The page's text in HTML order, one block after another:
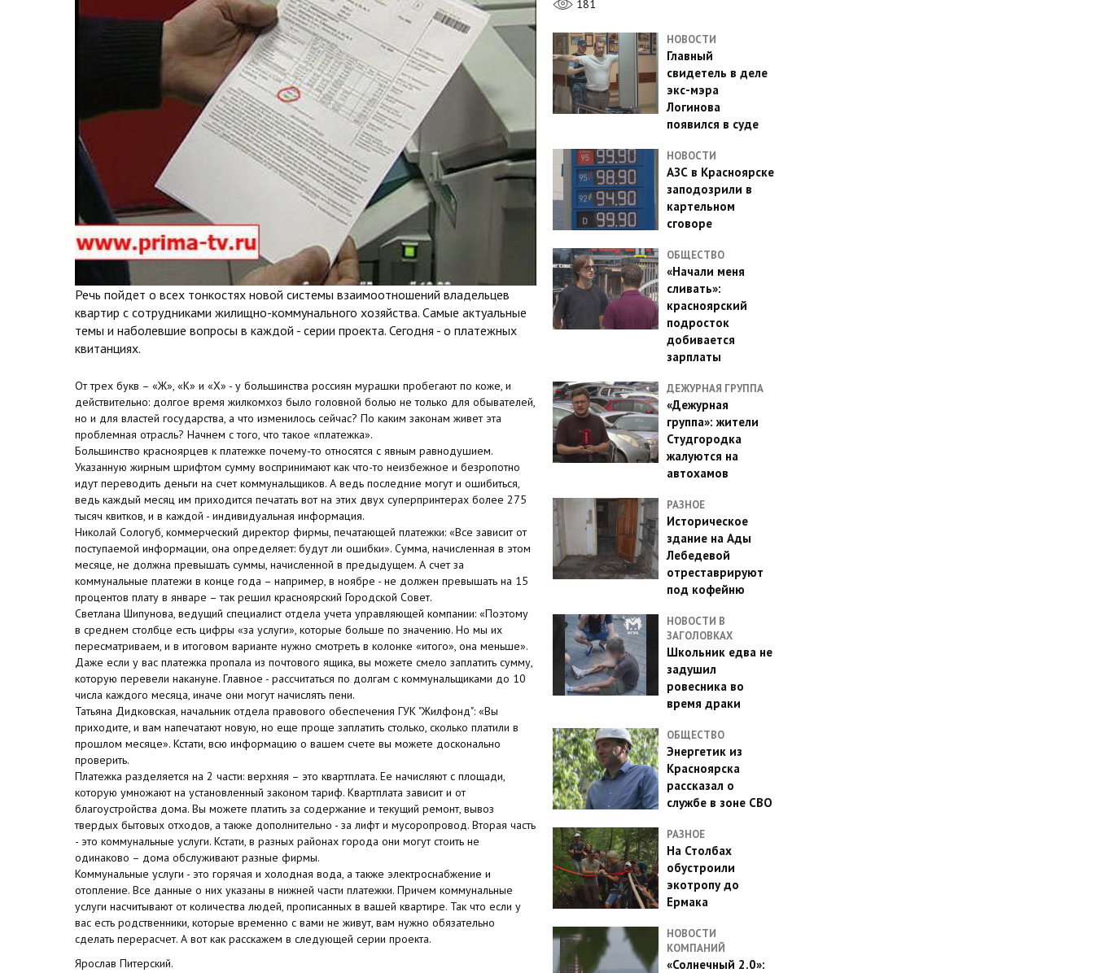
Речь пойдет о всех тонкостях новой системы взаимоотношений владельцев
квартир с сотрудниками жилищно-коммунального хозяйства. Самые актуальные
темы и наболевшие вопросы в каждой - серии проекта. Сегодня - о платежных
квитанциях.
От трех букв – «Ж», «К» и «Х» - у большинства россиян мурашки пробегают по коже, и
действительно: долгое время жилкомхоз было головной болью не только для обывателей,
но и для властей государства, а что изменилось сейчас? По каким законам живет эта
проблемная отрасль? Начнем с того, что такое «платежка».
Большинство красноярцев к платежке почему-то относятся с явным равнодушием.
Указанную жирным шрифтом сумму воспринимают как что-то неизбежное и безропотно
идут переводить деньги на счет коммунальщиков. А ведь последние могут и ошибиться,
ведь каждый месяц им приходится печатать вот на этих двух суперпринтерах более 275
тысяч квитков, и в каждой - индивидуальная информация.
Николай Сологуб, коммерческий директор фирмы, печатающей платежки: «Все зависит от
поступаемой информации, она определяет: будут ли ошибки». Сумма, начисленная в этом
месяце, не должна превышать суммы, начисленной в предыдущем. А счет за
коммунальные платежи в конце года – например, в ноябре - не должен превышать на 15
процентов плату в январе – так решил красноярский Городской Совет.
Светлана Шипунова, ведущий специалист отдела учета управляющей компании: «Поэтому
в среднем столбце есть цифры «за услуги», которые больше по значению. Но мы их
пересматриваем, и в итоговом варианте нужно смотреть в колонке «итого», она меньше».
Даже если у вас платежка пропала из почтового ящика, вы можете смело заплатить сумму,
которую перевели накануне. Главное - рассчитаться по долгам с коммунальщиками до 10
числа каждого месяца, иначе они могут начислять пени.
Татьяна Дидковская, начальник отдела правового обеспечения ГУК "Жилфонд": «Вы
приходите, и вам напечатают новую, но еще проще заплатить столько, сколько платили в
прошлом месяце». Кстати, всю информацию о вашем счете вы можете досконально
проверить.
Платежка разделяется на 2 части: верхняя – это квартплата. Ее начисляют с площади,
которую умножают на установленный законом тариф. Квартплата зависит и от
благоустройства дома. Вы можете платить за содержание и текущий ремонт, вывоз
твердых бытовых отходов, а также дополнительно - за лифт и мусоропровод. Вторая часть
- это коммунальные услуги. Кстати, в разных районах города они могут стоить не
одинаково – дома обслуживают разные фирмы.
Коммунальные услуги - это горячая и холодная вода, а также электроснабжение и
отопление. Все данные о них указаны в нижней части платежки. Причем коммунальные
услуги насчитывают от количества людей, прописанных в вашей квартире. Так что если у
вас есть родственники, которые временно с вами не живут, вам нужно обязательно
сделать перерасчет. А вот как расскажем в следующей серии проекта.
Ярослав Питерский.
181
НОВОСТИ
Главный
свидетель в деле
экс-мэра
Логинова
появился в суде
НОВОСТИ
АЗС в Красноярске
заподозрили в
картельном
сговоре
ОБЩЕСТВО
«Начали меня
сливать»:
красноярский
подросток
добивается
зарплаты
ДЕЖУРНАЯ ГРУППА
«Дежурная
группа»: жители
Студгородка
жалуются на
автохамов
РАЗНОЕ
Историческое
здание на Ады
Лебедевой
отреставрируют
под кофейню
НОВОСТИ В
ЗАГОЛОВКАХ
Школьник едва не
задушил
ровесника во
время драки
ОБЩЕСТВО
Энергетик из
Красноярска
рассказал о
службе в зоне СВО
РАЗНОЕ
На Столбах
обустроили
экотропу до
Ермака
НОВОСТИ
КОМПАНИЙ
«Солнечный 2.0»: